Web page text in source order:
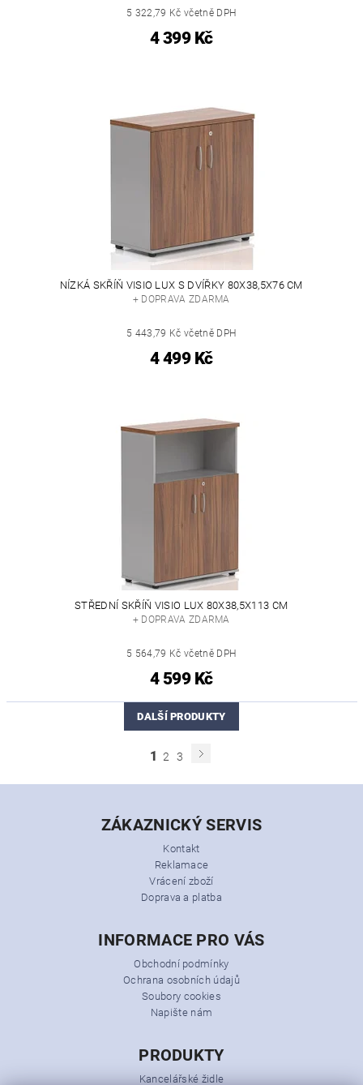
5 322,79 Kč včetně DPH
4 399 Kč
NÍZKÁ SKŘÍŇ VISIO LUX S DVÍŘKY 80X38,5X76 CM
+ DOPRAVA ZDARMA
5 443,79 Kč včetně DPH
4 499 Kč
STŘEDNÍ SKŘÍŇ VISIO LUX 80X38,5X113 CM
+ DOPRAVA ZDARMA
5 564,79 Kč včetně DPH
4 599 Kč
DALŠÍ PRODUKTY
1 2 3
ZÁKAZNICKÝ SERVIS
Kontakt
Reklamace
Vrácení zboží
Doprava a platba
INFORMACE PRO VÁS
Obchodní podmínky
Ochrana osobních údajů
Soubory cookies
Napište nám
PRODUKTY
Kancelářské židle